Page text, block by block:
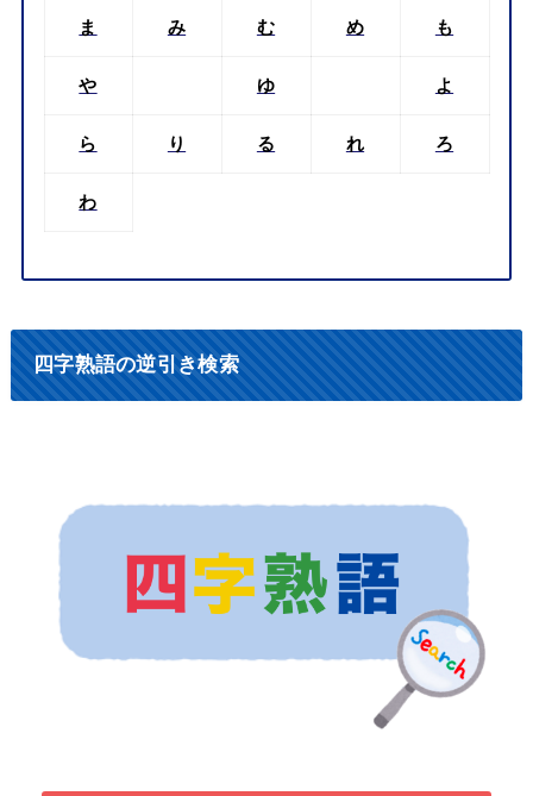
ま み む め も
や ゆ よ
ら り る れ ろ
わ
四字熟語の逆引き検索